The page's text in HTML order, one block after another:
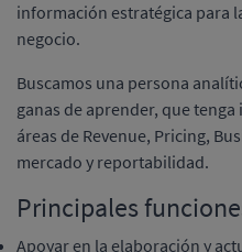
información estratégica para
negocio.
Buscamos una persona
ganas de aprender, que
áreas de Revenue, Pricing,
mercado y reportabilidad.
Principales
Apoyar en la elaboración y